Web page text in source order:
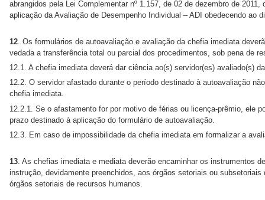
abrangidos pela Lei Complementar nº 1.157, de 02 de dezembro de
aplicação da Avaliação de Desempenho Individual – ADI obedecendo ao
12 . Os formulários de autoavaliação e avaliação da chefia imediata
vedada a transferência total ou parcial dos procedimentos, sob pena de
12.1. A chefia imediata deverá dar ciência ao(s) servidor(es) avaliado(s)
12.2. O servidor afastado durante o período destinado à autoavaliação
chefia imediata.
12.2.1. Se o afastamento for por motivo de férias ou licença-prêmio, ele
prazo destinado à aplicação do formulário de autoavaliação.
12.3. Em caso de impossibilidade da chefia imediata em formalizar a
13 . As chefias imediata e mediata deverão encaminhar os
instrução, devidamente preenchidos, aos órgãos setoriais ou
órgãos setoriais de recursos humanos.